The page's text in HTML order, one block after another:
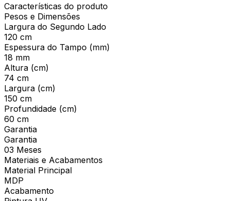
Características do produto
Pesos e Dimensões
Largura do Segundo Lado
120 cm
Espessura do Tampo (mm)
18 mm
Altura (cm)
74 cm
Largura (cm)
150 cm
Profundidade (cm)
60 cm
Garantia
Garantia
03 Meses
Materiais e Acabamentos
Material Principal
MDP
Acabamento